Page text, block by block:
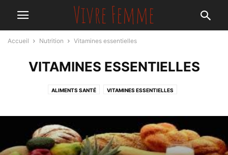
Accueil Nutrition Vitamines essentielles
VITAMINES ESSENTIELLES
ALIMENTS SANTÉ VITAMINES ESSENTIELLES